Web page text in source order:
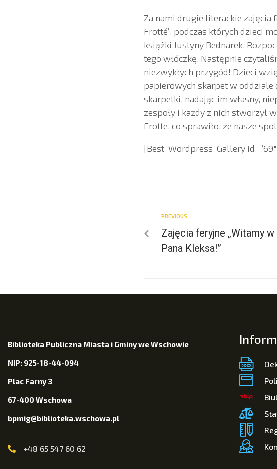
Za nami drugie literackie zajęcia
Frotté”, podczas których dzieci
książki Justyny Bednarek.
tego włóczkę. Następnie
niezwykłych przygód! Dzieci
papierowych skarpet w oddziale
skarpetki, nadając im własny,
zespoły i każdy z nich stworzył
Frotte, co sprawiło, że nasze
[Best_Wordpress_Gallery
PREVIOUS
Zajęcia feryjne „Witamy
Pana Kleksa!”
Biblioteka Publiczna Miasta i Gminy we Wschowie
NIP: 925-18-44-094
Plac Farny 3
67-400 Wschowa
bpmig@biblioteka.wschowa.pl
+48 65 547 60 62